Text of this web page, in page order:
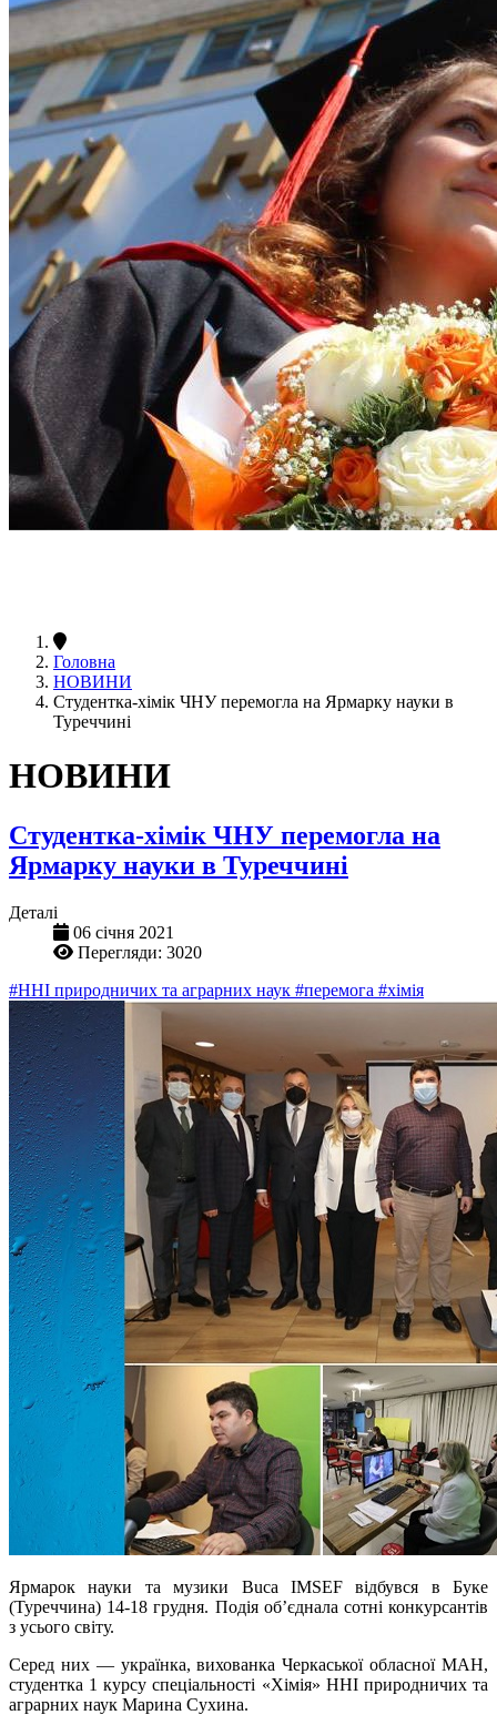
Головна
НОВИНИ
Студентка-хімік ЧНУ перемогла на Ярмарку науки в
Туреччині
НОВИНИ
Студентка-хімік ЧНУ перемогла на
Ярмарку науки в Туреччині
Деталі
06 січня 2021
Перегляди: 3020
#ННІ природничих та аграрних наук #перемога #хімія
Ярмарок науки та музики Buca IMSEF відбувся в Буке
(Туреччина) 14-18 грудня. Подія об’єднала сотні конкурсантів
з усього світу.
Серед них — українка, вихованка Черкаської обласної МАН,
студентка 1 курсу спеціальності «Хімія» ННІ природничих та
аграрних наук Марина Сухина.